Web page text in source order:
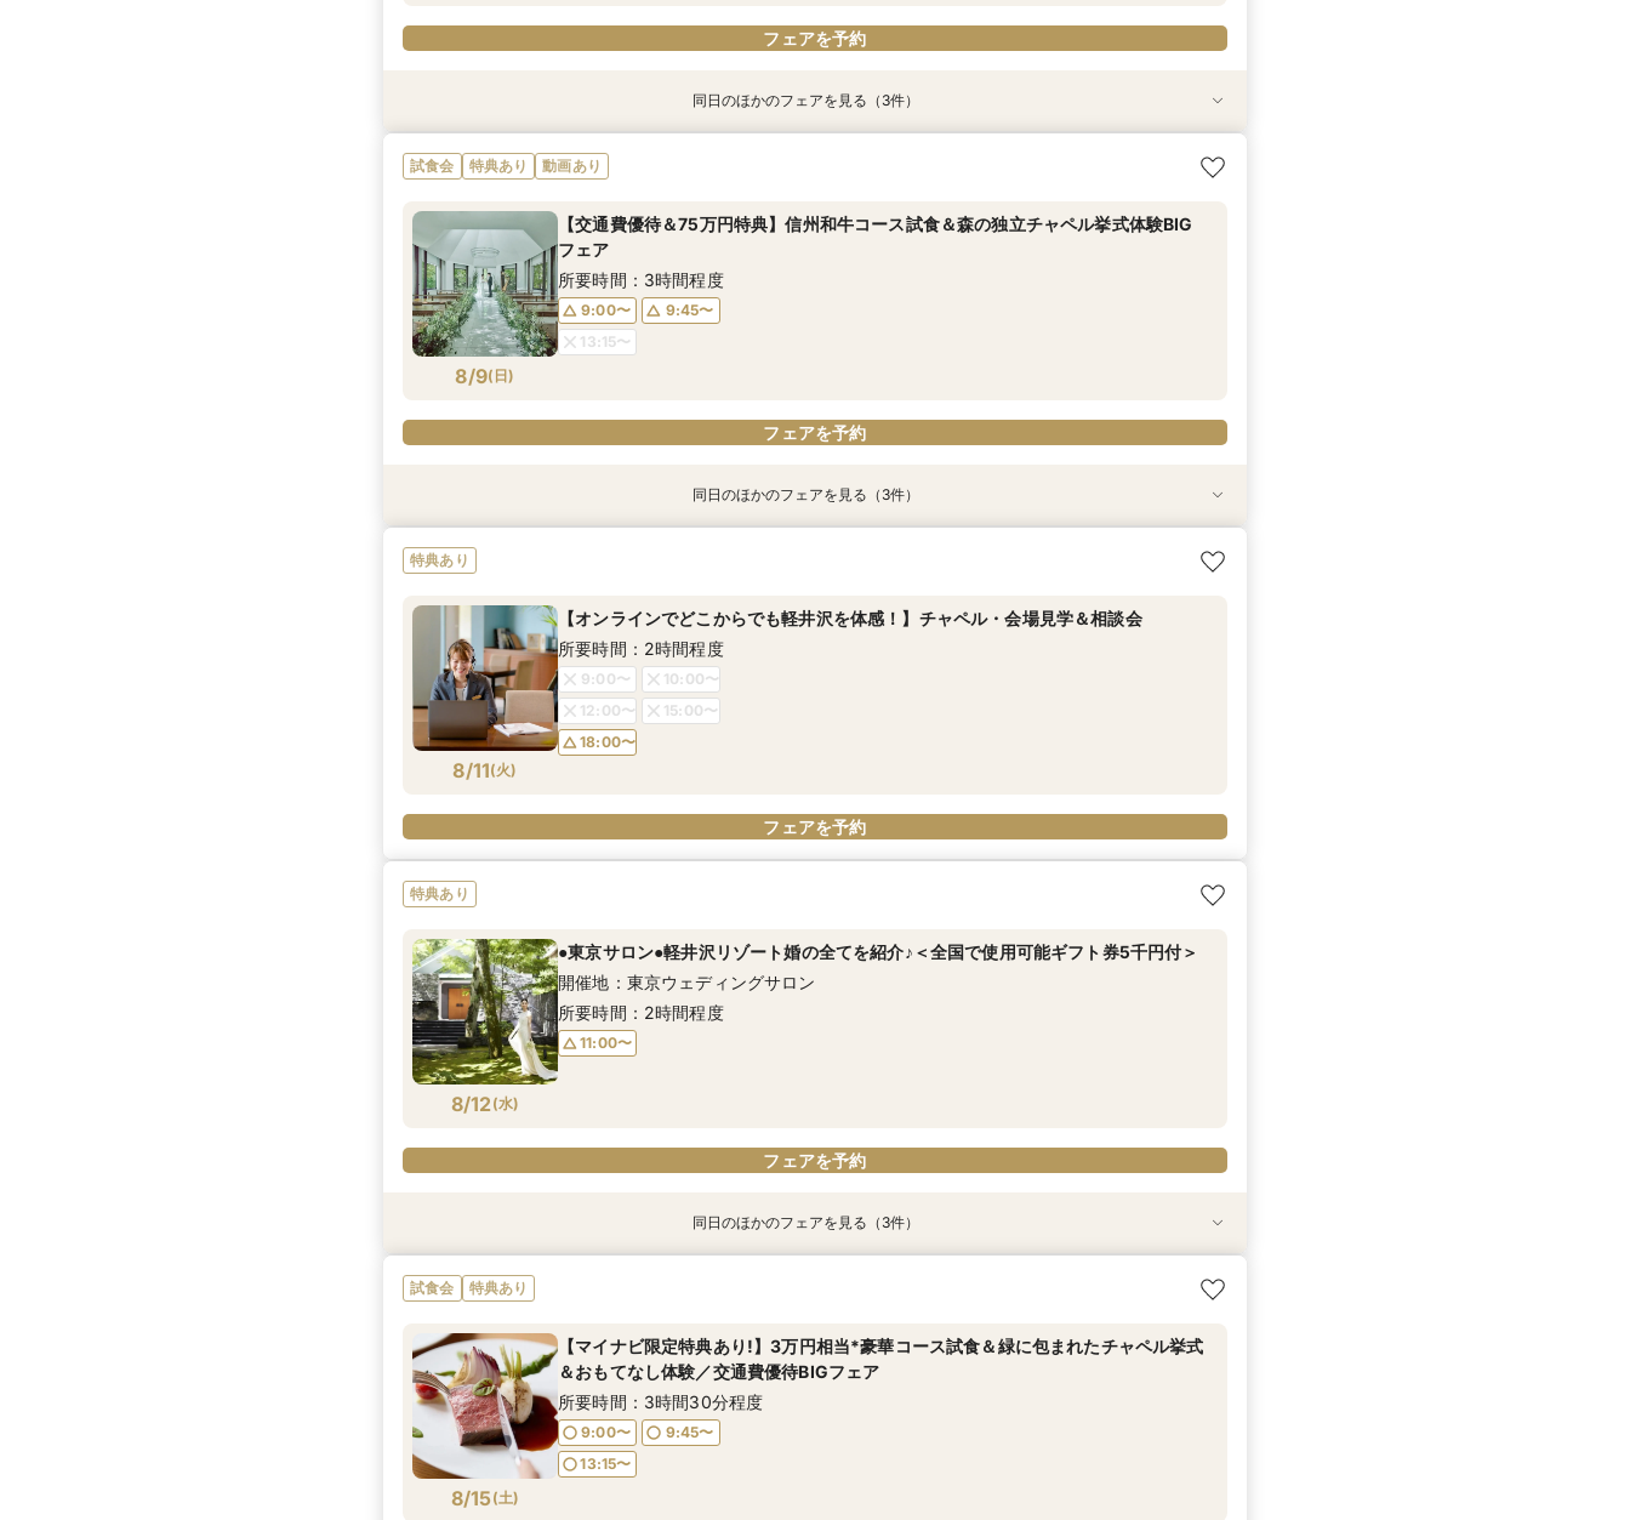
フェアを予約
8/8(土)
【オンラインでどこからでも軽井沢を体感！】チャペル・会場見学＆相談会
9:00〜
10:00〜
12:00〜
18:00〜
8/8(土)
【2～30名の少人数でご検討の方へ】初見学にも◎3万円相当*絶品試食＆少人数会場
所要時間：3時間程度
9:00〜
14:30〜
8/8(土)
【マイナビ限定特典付き】長野在住の方へ◎＞県民限定プラン紹介＆信州国産牛など
所要時間：3時間30分程度
9:00〜
14:30〜
同日のほかのフェアを見る（3件）
試食会 特典あり 動画あり
8/9( 日)
【交通費優待＆75万円特典】信州和牛コース試食＆森の独立チャペル挙式体験BIG
フェア
所要時間：3時間程度
9:00〜
9:45〜
13:15〜
フェアを予約
8/9(日
9:00〜
10:00〜
12:00〜
15:00〜
18:00〜
8/9(日
【2～30名の少人数でご検討の方へ】初見学にも◎3万円相当*絶品試食＆少人数会場
所要時間：3時間程度
9:00〜
9:45〜
13:15〜
8/9(日
【マイナビ限定特典付き】長野在住の方へ◎＞県民限定プラン紹介＆信州国産牛など
所要時間：3時間程度
9:00〜
9:45〜
13:15〜
同日のほかのフェアを見る（3件）
特典あり
8/11(火)
【オンラインでどこからでも軽井沢を体感！】チャペル・会場見学＆相談会
所要時間：2時間程度
9:00〜
10:00〜
12:00〜
15:00〜
18:00〜
フェアを予約
特典あり
8/12(水)
●東京サロン●軽井沢リゾート婚の全てを紹介♪＜全国で使用可能ギフト券5千円付＞
開催地：東京ウェディングサロン
所要時間：2時間程度
11:00〜
フェアを予約
8/12(水)
【マイナビ限定特典付き】長野在住の方へ◎県民限定プラン紹介！信州特選牛など3
所要時間：3時間程度
11:00〜
8/12(水)
【年内限定◇料理グレードUP特典】3万円相当*絶品試食＆少人数会場見学♪マイナビ
所要時間：3時間30分程度
11:00〜
8/12(水)
11:00〜
同日のほかのフェアを見る（3件）
試食会 特典あり
8/15(土)
【マイナビ限定特典あり!】3万円相当*豪華コース試食＆緑に包まれたチャペル挙式
＆おもてなし体験／交通費優待BIGフェア
所要時間：3時間30分程度
9:00〜
9:45〜
13:15〜